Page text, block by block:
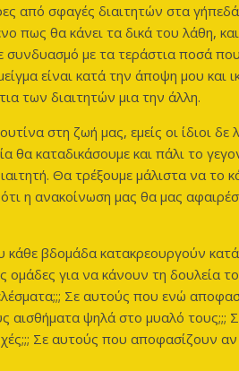
από σφαγές διαιτητών στα
πως θα κάνει τα δικά του λάθη,
με τα τεράστια ποσά
είναι κατά την άποψη μου και
των διαιτητών μια την άλλη.
στη ζωή μας, εμείς οι ίδιοι δε
θα καταδικάσουμε και πάλι το
Θα τρέξουμε μάλιστα να το
η ανακοίνωση μας θα μας
βδομάδα κατακρεουργούν
για να κάνουν τη δουλεία
Σε αυτούς που ενώ
αισθήματα ψηλά στο μυαλό τους;;;
Σε αυτούς που αποφασίζουν αν